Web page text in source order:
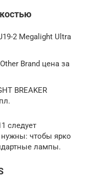
2 Megalight Ultra
Brand цена за
BREAKER
следует
чтобы ярко
лампы.